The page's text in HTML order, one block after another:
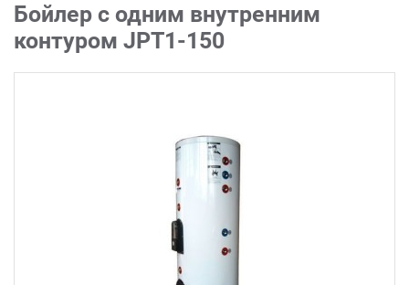
Бойлер с одним внутренним
контуром JPT1-150